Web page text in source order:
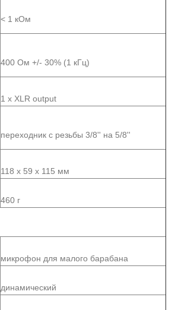
< 1 кОм
400 Ом +/- 30% (1 кГц)
1 x XLR output
переходник с резьбы 3/8'' на 5/8''
118 x 59 x 115 мм
460 г
микрофон для малого барабана
динамический